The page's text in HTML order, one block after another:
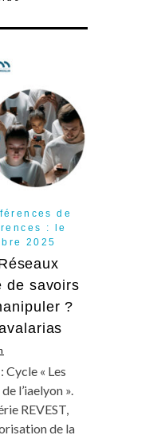
de
: le
2025
de savoirs
?
Cycle « Les
l’iaelyon ».
REVEST,
de la